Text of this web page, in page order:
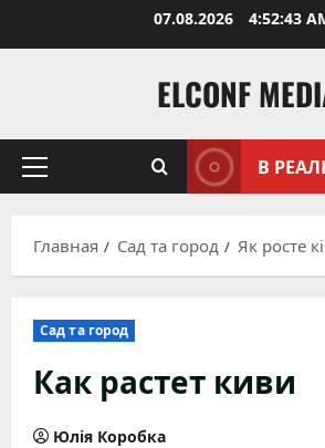
07.08.2026 4:52:44
ELCONF
Основное
В
Главная Сад та город Як росте
Сад та город
Как растет киви
Юлія Коробка